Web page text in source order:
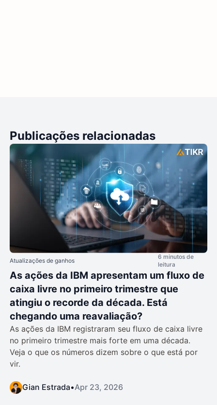
Publicações relacionadas
Atualizações de ganhos
6 minutos de
leitura
As ações da IBM apresentam um fluxo de
caixa livre no primeiro trimestre que
atingiu o recorde da década. Está
chegando uma reavaliação?
As ações da IBM registraram seu fluxo de caixa livre
no primeiro trimestre mais forte em uma década.
Veja o que os números dizem sobre o que está por
vir.
Gian Estrada•Apr 23, 2026